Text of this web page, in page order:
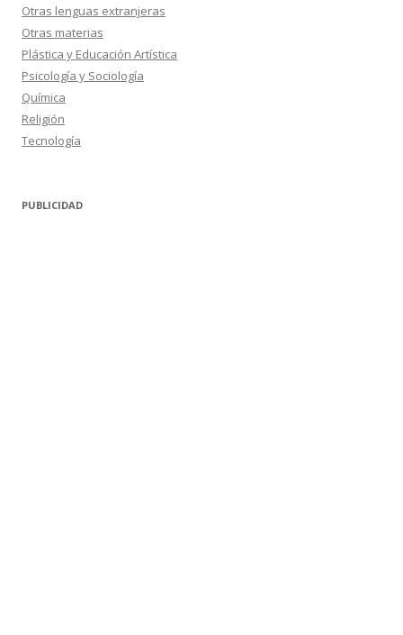
Otras lenguas extranjeras
Otras materias
Plástica y Educación Artística
Psicología y Sociología
Química
Religión
Tecnología
PUBLICIDAD